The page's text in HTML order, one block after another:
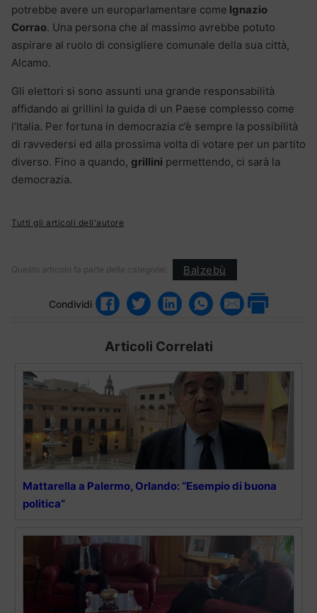
potrebbe avere un europarlamentare come Ignazio
Corrao. Una persona che al massimo avrebbe potuto
aspirare al ruolo di consigliere comunale della sua città,
Alcamo.
Gli elettori si sono assunti una grande responsabilità
affidando ai grillini la guida di un Paese complesso come
l’Italia. Per fortuna in democrazia c’è sempre la possibilità
di ravvedersi ed alla prossima volta di votare per un partito
diverso. Fino a quando, grillini permettendo, ci sarà la
democrazia.
Tutti gli articoli dell'autore
Questo articolo fa parte delle categorie: Balzebù
Condividi
Articoli Correlati
Mattarella a Palermo, Orlando: “Esempio di buona
politica”